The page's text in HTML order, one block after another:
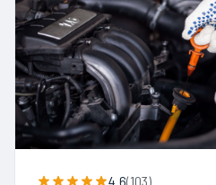
4.6(103)